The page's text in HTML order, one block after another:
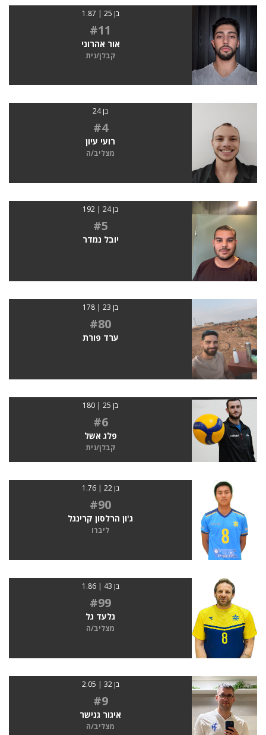
בן 25 | 1.87
#11
אור אהרוני
קבלן/נית
בן 24
#4
רועי עיון
מצליב/ה
בן 24 | 192
#5
יובל נמדר
בן 23 | 178
#80
ערד פורת
בן 25 | 180
#6
פלג אשל
קבלן/נית
בן 22 | 1.76
#90
ג'ון הרלסון קרינגל
ליברו
בן 43 | 1.86
#99
גלעד גל
מצליב/ה
בן 32 | 2.05
#9
איגור גנישר
מצליב/ה